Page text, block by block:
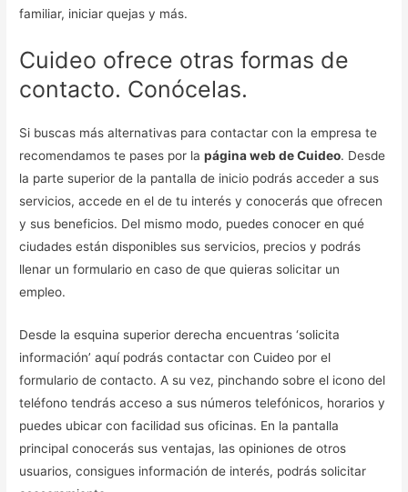
familiar, iniciar quejas y más.
Cuideo ofrece otras formas de
contacto. Conócelas.
Si buscas más alternativas para contactar con la empresa te
recomendamos te pases por lapágina web de Cuideo. Desde
la parte superior de la pantalla de inicio podrás acceder a sus
servicios, accede en el de tu interés y conocerás que ofrecen
y sus beneficios. Del mismo modo, puedes conocer en qué
ciudades están disponibles sus servicios, precios y podrás
llenar un formulario en caso de que quieras solicitar un
empleo.
Desde la esquina superior derecha encuentras ‘solicita
información’ aquí podrás contactar con Cuideo por el
formulario de contacto. A su vez, pinchando sobre el icono del
teléfono tendrás acceso a sus números telefónicos, horarios y
puedes ubicar con facilidad sus oficinas. En la pantalla
principal conocerás sus ventajas, las opiniones de otros
usuarios, consigues información de interés, podrás solicitar